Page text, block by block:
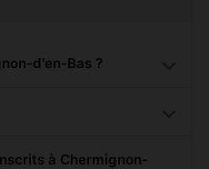
d'en-Bas ?
à Chermignon-